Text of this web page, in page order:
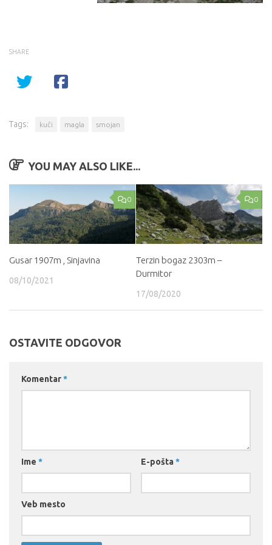
SHARE
Tags: kuči magla smojan
YOU MAY ALSO LIKE...
0
Gusar 1907m , Sinjavina
08/10/2021
0
Terzin bogaz 2303m –
Durmitor
17/08/2020
OSTAVITE ODGOVOR
Komentar*
Ime * E-pošta *
Veb mesto